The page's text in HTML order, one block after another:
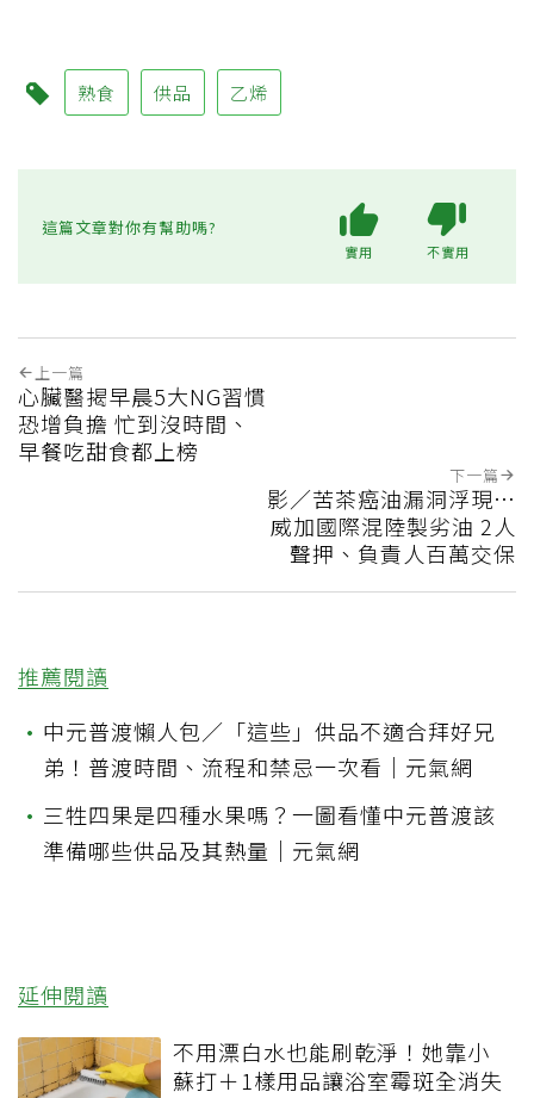
熟食 供品 乙烯
這篇文章對你有幫助嗎?
實用 不實用
上一篇
心臟醫揭早晨5大NG習慣
恐增負擔 忙到沒時間、
早餐吃甜食都上榜
下一篇
影／苦茶癌油漏洞浮現…
威加國際混陸製劣油 2人
聲押、負責人百萬交保
推薦閱讀
• 中元普渡懶人包／「這些」供品不適合拜好兄
弟！普渡時間、流程和禁忌一次看｜元氣網
• 三牲四果是四種水果嗎？一圖看懂中元普渡該
準備哪些供品及其熱量｜元氣網
延伸閱讀
不用漂白水也能刷乾淨！她靠小
蘇打＋1樣用品讓浴室霉斑全消失